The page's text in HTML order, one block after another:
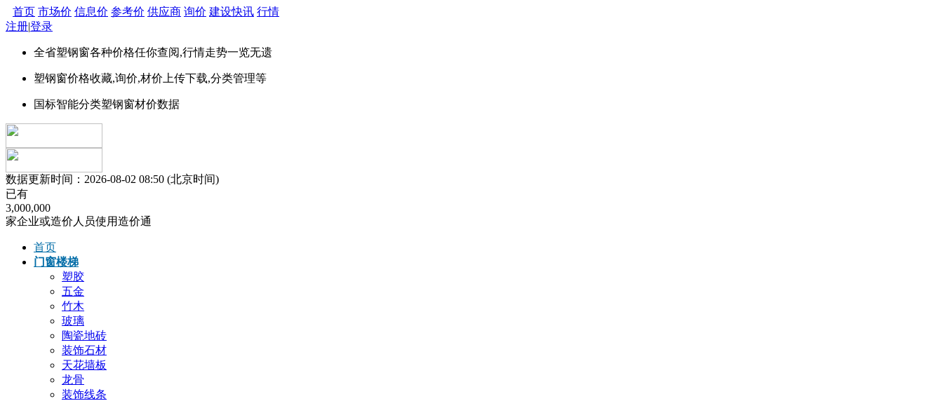
首页 市场价 信息价 参考价 供应商 询价 建设快讯 行情
注册|登录
全省塑钢窗各种价格任你查阅,行情走势一览无遗
塑钢窗价格收藏,询价,材价上传下载,分类管理等
国标智能分类塑钢窗材价数据
数据更新时间：2026-08-02 08:50 (北京时间)
已有
3,000,000
家企业或造价人员使用造价通
首页
门窗楼梯
塑胶
五金
竹木
玻璃
陶瓷地砖
装饰石材
天花墙板
龙骨
装饰线条